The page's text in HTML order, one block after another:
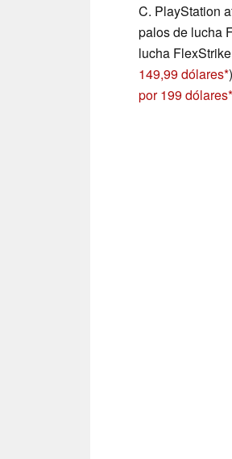
C. PlayStation
palos de lucha
lucha
149,99 dólares
por 199 dólares